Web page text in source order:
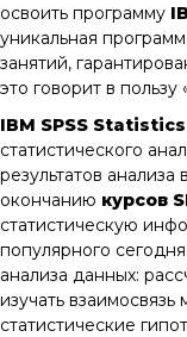
освоить программу
уникальная
занятий,
это говорит в пользу
IBM SPSS Statistics
статистического
результатов
окончанию курсов
статистическую
популярного
анализа данных:
изучать
статистические